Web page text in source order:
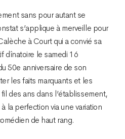
sans pour autant se
s’applique à merveille pour
à Court qui a convié sa
dînatoire le samedi 16
50e anniversaire de son
les faits marquants et les
des ans dans l’établissement,
la perfection via une variation
de haut rang.